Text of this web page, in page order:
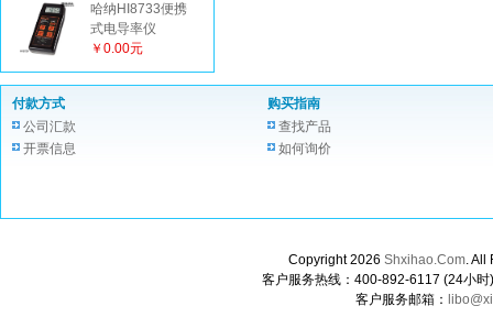
哈纳HI8733便携
式电导率仪
￥0.00元
付款方式
公司汇款
开票信息
购买指南
查找产品
如何询价
Copyright 2026 Shxihao.Com. All
客户服务热线：400-892-6117 (24小
客户服务邮箱：